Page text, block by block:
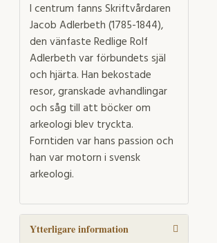
I centrum fanns Skriftvårdaren
Jacob Adlerbeth (1785-1844),
den vänfaste Redlige Rolf
Adlerbeth var förbundets själ
och hjärta. Han bekostade
resor, granskade avhandlingar
och såg till att böcker om
arkeologi blev tryckta.
Forntiden var hans passion och
han var motorn i svensk
arkeologi.
Ytterligare information